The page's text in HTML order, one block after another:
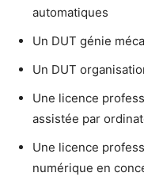
automatiques
Un DUT génie
Un DUT
Une licence
assistée par
Une licence
numérique en